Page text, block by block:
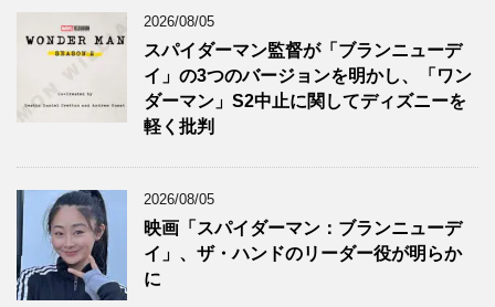
2026/08/05
スパイダーマン監督が「ブランニューデ
イ」の3つのバージョンを明かし、「ワン
ダーマン」S2中止に関してディズニーを
軽く批判
2026/08/05
映画「スパイダーマン：ブランニューデ
イ」、ザ・ハンドのリーダー役が明らか
に